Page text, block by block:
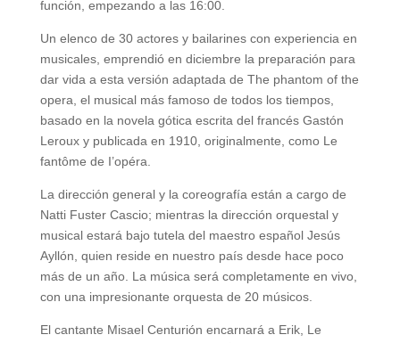
función, empezando a las 16:00.
Un elenco de 30 actores y bailarines con experiencia en
musicales, emprendió en diciembre la preparación para
dar vida a esta versión adaptada de The phantom of the
opera, el musical más famoso de todos los tiempos,
basado en la novela gótica escrita del francés Gastón
Leroux y publicada en 1910, originalmente, como Le
fantôme de I’opéra.
La dirección general y la coreografía están a cargo de
Natti Fuster Cascio; mientras la dirección orquestal y
musical estará bajo tutela del maestro español Jesús
Ayllón, quien reside en nuestro país desde hace poco
más de un año. La música será completamente en vivo,
con una impresionante orquesta de 20 músicos.
El cantante Misael Centurión encarnará a Erik, Le